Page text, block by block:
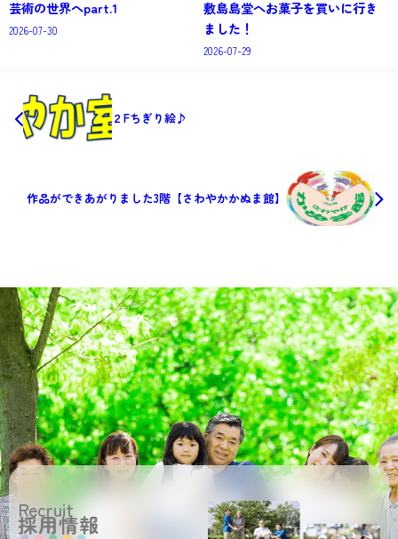
芸術の世界へpart.1
2026-07-30
敷島島堂へお菓子を買いに行き
ました！
2026-07-29
２Fちぎり絵♪
作品ができあがりました3階【さわやかかぬま館】
Recruit
採用情報